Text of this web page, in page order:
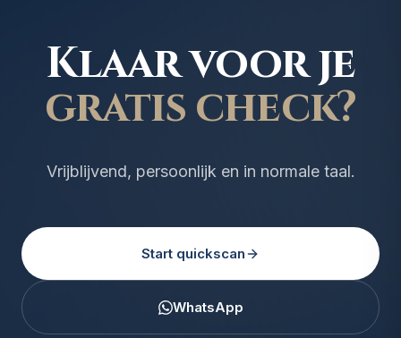
Klaar voor je
gratis check?
Vrijblijvend, persoonlijk en in normale taal.
Start quickscan
WhatsApp